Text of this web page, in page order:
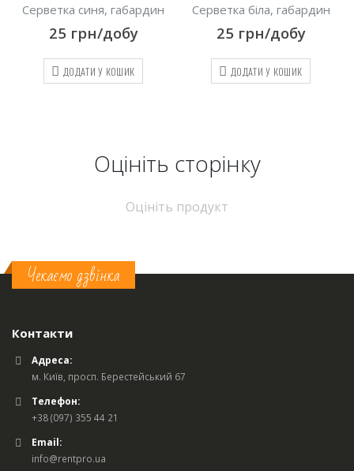
Серветка біла, габардин
25грн/добу
ДОДАТИ У КОШИК
Скатертина прямокутна,
синя 280х240 см
500 грн/добу
ДОДАТИ У КОШИК
Оцініть cторінку
Оцініть продукт
Чекаємо дзвінка
Контакти
Адреса:
м. Київ, просп. Берестейський 67
Телефон:
+38 (097) 355 44 21
Email:
info@rentpro.ua